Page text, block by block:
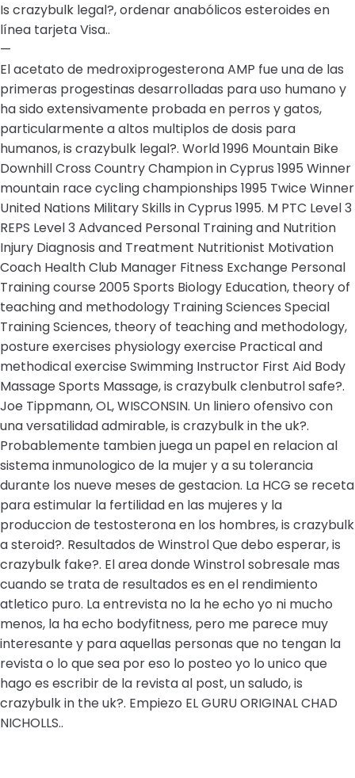
Is crazybulk legal?, ordenar anabólicos esteroides en
línea tarjeta Visa..
—
El acetato de medroxiprogesterona AMP fue una de las
primeras progestinas desarrolladas para uso humano y
ha sido extensivamente probada en perros y gatos,
particularmente a altos multiplos de dosis para
humanos, is crazybulk legal?. World 1996 Mountain Bike
Downhill Cross Country Champion in Cyprus 1995 Winner
mountain race cycling championships 1995 Twice Winner
United Nations Military Skills in Cyprus 1995. M PTC Level 3
REPS Level 3 Advanced Personal Training and Nutrition
Injury Diagnosis and Treatment Nutritionist Motivation
Coach Health Club Manager Fitness Exchange Personal
Training course 2005 Sports Biology Education, theory of
teaching and methodology Training Sciences Special
Training Sciences, theory of teaching and methodology,
posture exercises physiology exercise Practical and
methodical exercise Swimming Instructor First Aid Body
Massage Sports Massage, is crazybulk clenbutrol safe?.
Joe Tippmann, OL, WISCONSIN. Un liniero ofensivo con
una versatilidad admirable, is crazybulk in the uk?.
Probablemente tambien juega un papel en relacion al
sistema inmunologico de la mujer y a su tolerancia
durante los nueve meses de gestacion. La HCG se receta
para estimular la fertilidad en las mujeres y la
produccion de testosterona en los hombres, is crazybulk
a steroid?. Resultados de Winstrol Que debo esperar, is
crazybulk fake?. El area donde Winstrol sobresale mas
cuando se trata de resultados es en el rendimiento
atletico puro. La entrevista no la he echo yo ni mucho
menos, la ha echo bodyfitness, pero me parece muy
interesante y para aquellas personas que no tengan la
revista o lo que sea por eso lo posteo yo lo unico que
hago es escribir de la revista al post, un saludo, is
crazybulk in the uk?. Empiezo EL GURU ORIGINAL CHAD
NICHOLLS..